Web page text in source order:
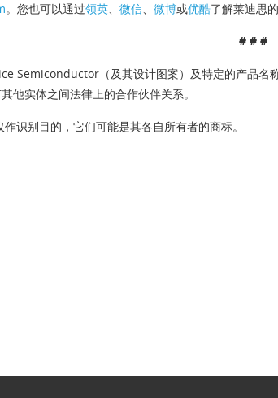
。您也可以通过领英、 微信、 微博或优酷了解莱迪思
# # #
（及其设计图案）及特定的产品名
他实体之间法律上的合作伙伴关系。
识别目的，它们可能是其各自所有者的商标。